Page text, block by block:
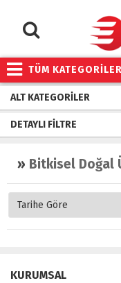
TÜM KATEGORİLER
ALT KATEGORILER
DETAYLI FILTRE
» Bitkisel Doğal
KURUMSAL